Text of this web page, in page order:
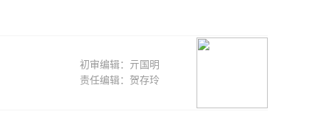
初审编辑：亓国明
责任编辑：贺存玲